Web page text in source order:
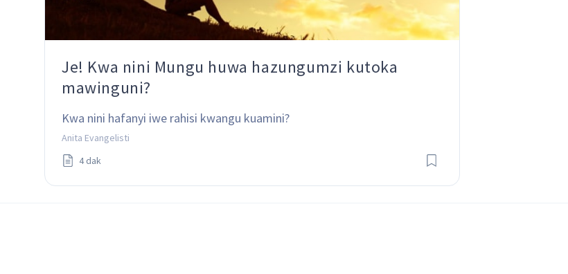
Je! Kwa nini Mungu huwa hazungumzi kutoka
mawinguni?
Kwa nini hafanyi iwe rahisi kwangu kuamini?
Anita Evangelisti
4 dak